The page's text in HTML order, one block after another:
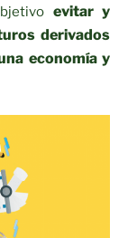
evitar y
derivados
economía y